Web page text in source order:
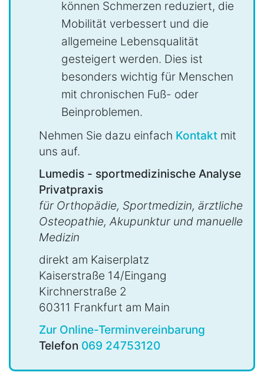
können Schmerzen reduziert, die
Mobilität verbessert und die
allgemeine Lebensqualität
gesteigert werden. Dies ist
besonders wichtig für Menschen
mit chronischen Fuß- oder
Beinproblemen.
Nehmen Sie dazu einfach Kontakt mit
uns auf.
Lumedis - sportmedizinische Analyse
Privatpraxis
für Orthopädie, Sportmedizin, ärztliche
Osteopathie, Akupunktur und manuelle
Medizin
direkt am Kaiserplatz
Kaiserstraße 14/Eingang
Kirchnerstraße 2
60311 Frankfurt am Main
Zur Online-Terminvereinbarung
Telefon 069 24753120